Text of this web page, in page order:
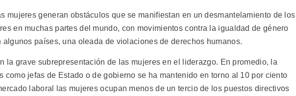
mujeres generan obstáculos que se manifiestan en un desmantelamiento de los
en muchas partes del mundo, con movimientos contra la igualdad de género
algunos países, una oleada de violaciones de derechos humanos.
la grave subrepresentación de las mujeres en el liderazgo. En promedio, la
como jefas de Estado o de gobierno se ha mantenido en torno al 10 por ciento
laboral las mujeres ocupan menos de un tercio de los puestos directivos